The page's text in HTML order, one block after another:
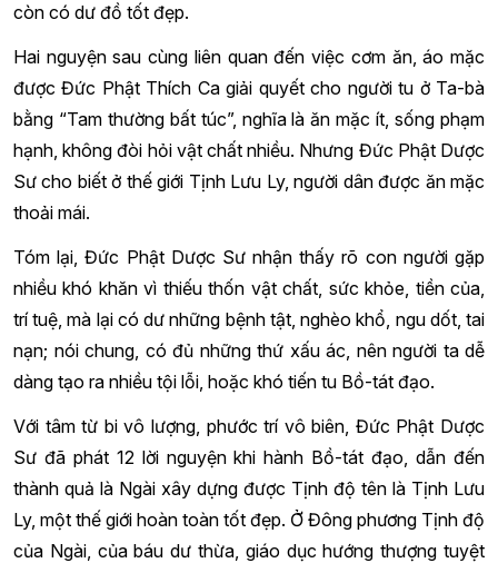
còn có dư đồ tốt đẹp.
Hai nguyện sau cùng liên quan đến việc cơm ăn, áo mặc
được Đức Phật Thích Ca giải quyết cho người tu ở Ta-bà
bằng “Tam thường bất túc”, nghĩa là ăn mặc ít, sống phạm
hạnh, không đòi hỏi vật chất nhiều. Nhưng Đức Phật Dược
Sư cho biết ở thế giới Tịnh Lưu Ly, người dân được ăn mặc
thoải mái.
Tóm lại, Đức Phật Dược Sư nhận thấy rõ con người gặp
nhiều khó khăn vì thiếu thốn vật chất, sức khỏe, tiền của,
trí tuệ, mà lại có dư những bệnh tật, nghèo khổ, ngu dốt, tai
nạn; nói chung, có đủ những thứ xấu ác, nên người ta dễ
dàng tạo ra nhiều tội lỗi, hoặc khó tiến tu Bồ-tát đạo.
Với tâm từ bi vô lượng, phước trí vô biên, Đức Phật Dược
Sư đã phát 12 lời nguyện khi hành Bồ-tát đạo, dẫn đến
thành quả là Ngài xây dựng được Tịnh độ tên là Tịnh Lưu
Ly, một thế giới hoàn toàn tốt đẹp. Ở Đông phương Tịnh độ
của Ngài, của báu dư thừa, giáo dục hướng thượng tuyệt